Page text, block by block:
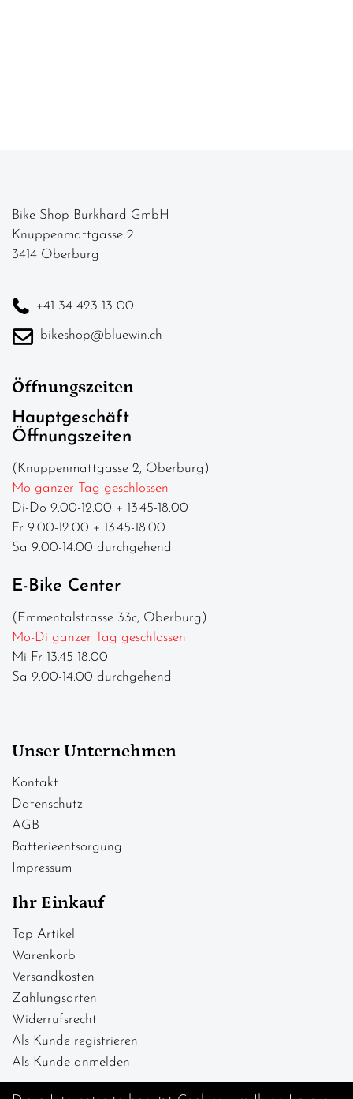
Bike Shop Burkhard GmbH
Knuppenmattgasse 2
3414 Oberburg
+41 34 423 13 00
bikeshop@bluewin.ch
Öffnungszeiten
Hauptgeschäft
Öffnungszeiten
(Knuppenmattgasse 2, Oberburg)
Mo ganzer Tag geschlossen
Di-Do 9.00-12.00 + 13.45-18.00
Fr 9.00-12.00 + 13.45-18.00
Sa 9.00-14.00 durchgehend
E-Bike Center
(Emmentalstrasse 33c, Oberburg)
Mo-Di ganzer Tag geschlossen
Mi-Fr 13.45-18.00
Sa 9.00-14.00 durchgehend
Unser Unternehmen
Kontakt
Datenschutz
AGB
Batterieentsorgung
Impressum
Ihr Einkauf
Top Artikel
Warenkorb
Versandkosten
Zahlungsarten
Widerrufsrecht
Als Kunde registrieren
Als Kunde anmelden